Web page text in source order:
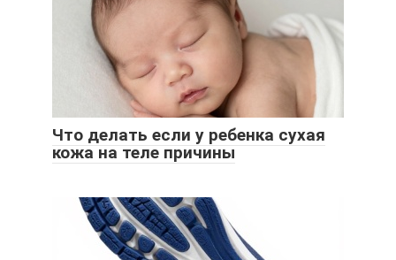
Что делать если у ребенка сухая
кожа на теле причины